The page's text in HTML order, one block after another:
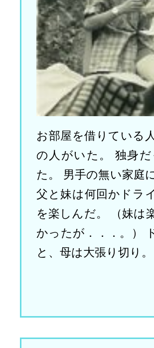
お部屋を借りている
の人がいた。 独身
た。 男手の無い家庭
父と妹は何回かドラ
を楽しんだ。 （妹は
かったが．．．。）
と、母は大張り切り